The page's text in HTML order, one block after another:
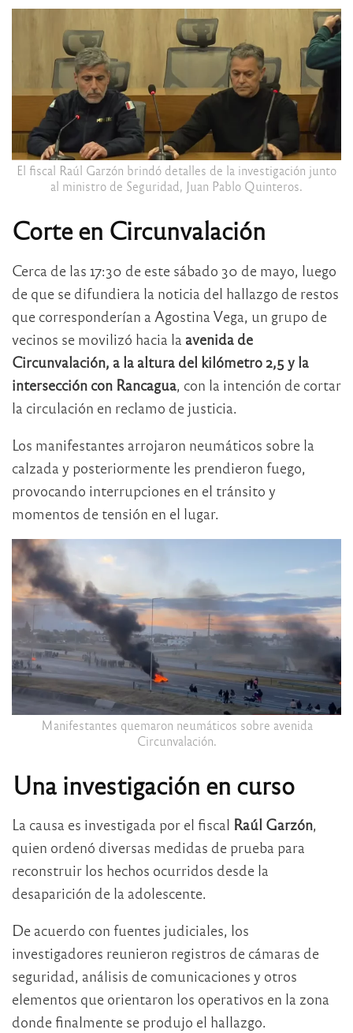
El fiscal Raúl Garzón brindó detalles de la investigación junto
al ministro de Seguridad, Juan Pablo Quinteros.
Corte en Circunvalación
Cerca de las 17:30 de este sábado 30 de mayo, luego
de que se difundiera la noticia del hallazgo de restos
que corresponderían a Agostina Vega, un grupo de
vecinos se movilizó hacia la avenida de
Circunvalación, a la altura del kilómetro 2,5 y la
intersección con Rancagua , con la intención de cortar
la circulación en reclamo de justicia.
Los manifestantes arrojaron neumáticos sobre la
calzada y posteriormente les prendieron fuego,
provocando interrupciones en el tránsito y
momentos de tensión en el lugar.
Manifestantes quemaron neumáticos sobre avenida
Circunvalación.
Una investigación en curso
La causa es investigada por el fiscal Raúl Garzón,
quien ordenó diversas medidas de prueba para
reconstruir los hechos ocurridos desde la
desaparición de la adolescente.
De acuerdo con fuentes judiciales, los
investigadores reunieron registros de cámaras de
seguridad, análisis de comunicaciones y otros
elementos que orientaron los operativos en la zona
donde finalmente se produjo el hallazgo.